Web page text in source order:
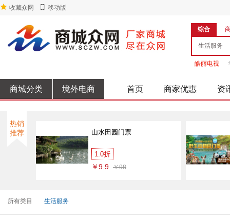
收藏众网 移动版
综合
皓丽电视
商城分类 境外电商 首页 商家优惠 资
热销
推荐
山水田园门票
1.0折
￥9.9 ￥98
所有类目 生活服务